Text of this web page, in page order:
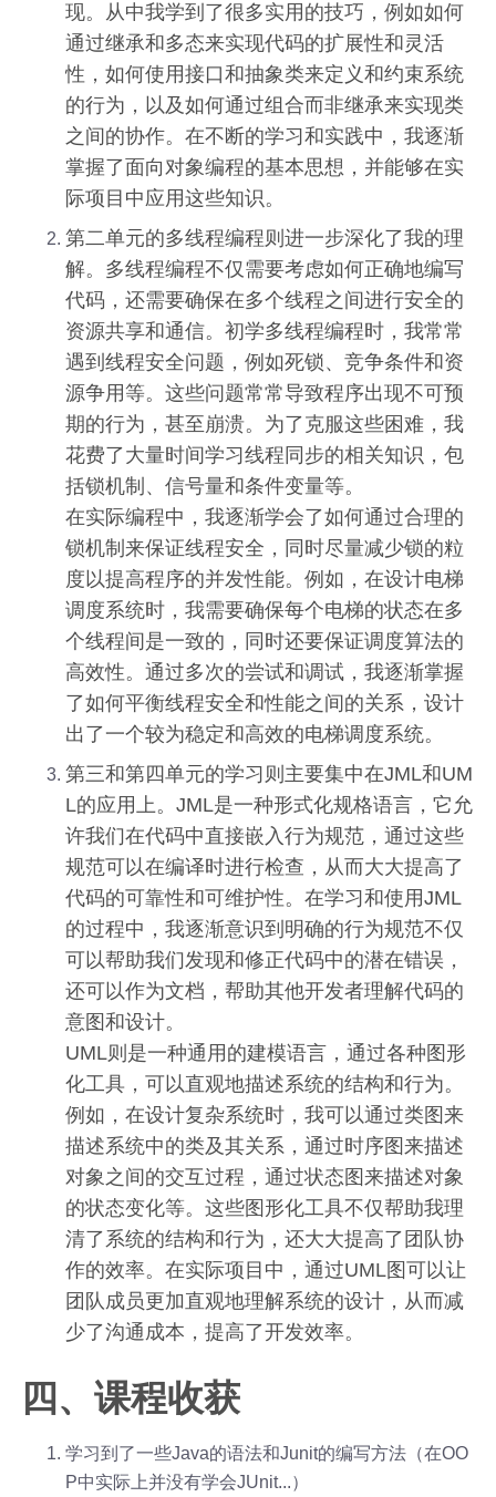
现。从中我学到了很多实用的技巧，例如如何
通过继承和多态来实现代码的扩展性和灵活
性，如何使用接口和抽象类来定义和约束系统
的行为，以及如何通过组合而非继承来实现类
之间的协作。在不断的学习和实践中，我逐渐
掌握了面向对象编程的基本思想，并能够在实
际项目中应用这些知识。
第二单元的多线程编程则进一步深化了我的理
解。多线程编程不仅需要考虑如何正确地编写
代码，还需要确保在多个线程之间进行安全的
资源共享和通信。初学多线程编程时，我常常
遇到线程安全问题，例如死锁、竞争条件和资
源争用等。这些问题常常导致程序出现不可预
期的行为，甚至崩溃。为了克服这些困难，我
花费了大量时间学习线程同步的相关知识，包
括锁机制、信号量和条件变量等。
在实际编程中，我逐渐学会了如何通过合理的
锁机制来保证线程安全，同时尽量减少锁的粒
度以提高程序的并发性能。例如，在设计电梯
调度系统时，我需要确保每个电梯的状态在多
个线程间是一致的，同时还要保证调度算法的
高效性。通过多次的尝试和调试，我逐渐掌握
了如何平衡线程安全和性能之间的关系，设计
出了一个较为稳定和高效的电梯调度系统。
第三和第四单元的学习则主要集中在JML和UM
L的应用上。JML是一种形式化规格语言，它允
许我们在代码中直接嵌入行为规范，通过这些
规范可以在编译时进行检查，从而大大提高了
代码的可靠性和可维护性。在学习和使用JML
的过程中，我逐渐意识到明确的行为规范不仅
可以帮助我们发现和修正代码中的潜在错误，
还可以作为文档，帮助其他开发者理解代码的
意图和设计。
UML则是一种通用的建模语言，通过各种图形
化工具，可以直观地描述系统的结构和行为。
例如，在设计复杂系统时，我可以通过类图来
描述系统中的类及其关系，通过时序图来描述
对象之间的交互过程，通过状态图来描述对象
的状态变化等。这些图形化工具不仅帮助我理
清了系统的结构和行为，还大大提高了团队协
作的效率。在实际项目中，通过UML图可以让
团队成员更加直观地理解系统的设计，从而减
少了沟通成本，提高了开发效率。
四、课程收获
学习到了一些Java的语法和Junit的编写方法（在OO
P中实际上并没有学会JUnit...）